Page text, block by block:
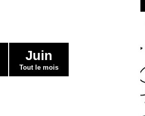
Juin
Tout le mois